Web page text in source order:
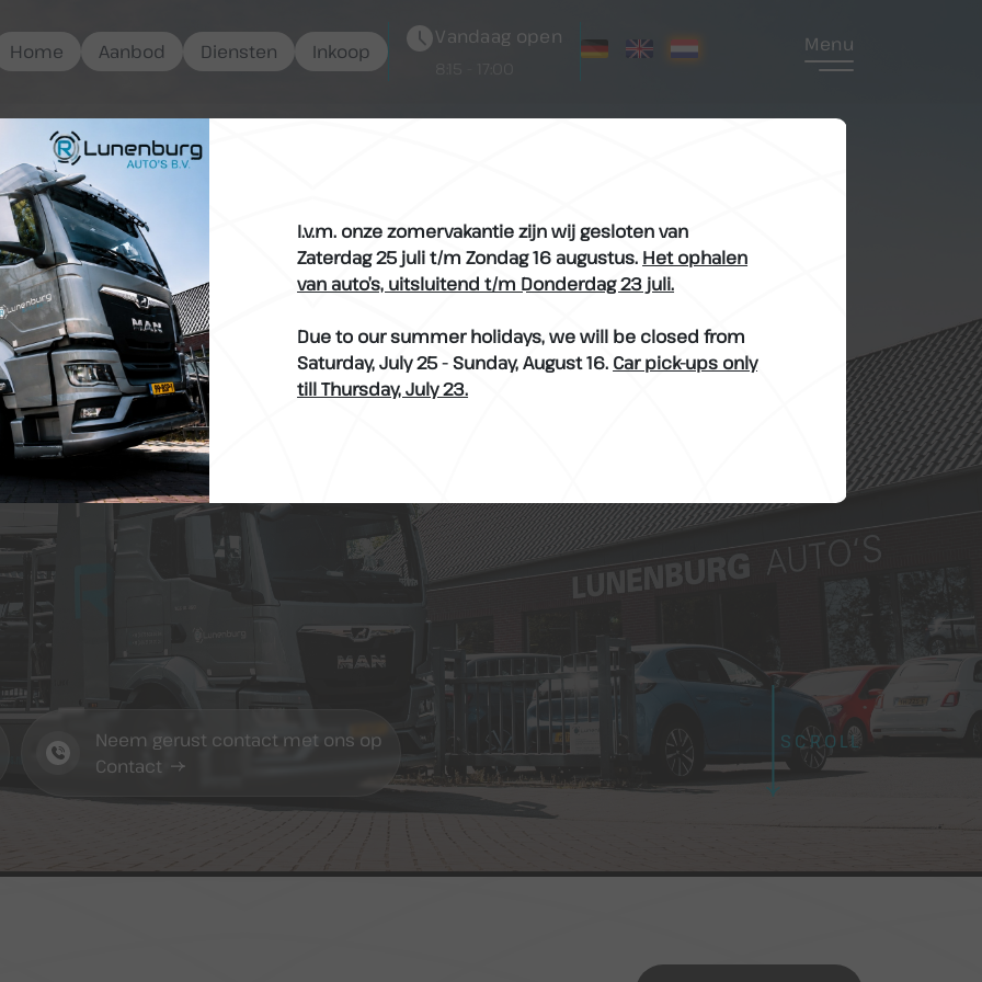
Home Aanbod Diensten Inkoop
Vandaag open Menu
Contact
+31 (0)73 503 36 94
Adres
Sassenheimseweg 64
5258 HL Berlicum
Openingstijden
Ma t/m Vr:
08:00 - 17:00
09:00 - 12:00
Zondag:
& occasions
prijs bij
Neem gerust contact met ons op
Contact
SCROLL
I.v.m. onze zomervakantie zijn wij gesloten van
Zaterdag 25 juli t/m Zondag 16 augustus. Het ophalen
van auto’s, uitsluitend t/m Donderdag 23 juli.
Due to our summer holidays, we will be closed from
Saturday, July 25 - Sunday, August 16. Car pick-ups only
till Thursday, July 23.